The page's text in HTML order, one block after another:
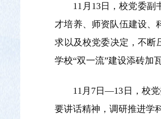
11月13日，校党委
才培养、师资队伍建设、
求以及校党委决定，不断
学校“双一流”建设添砖加瓦
11月7日—13日，校
要讲话精神，调研推进学